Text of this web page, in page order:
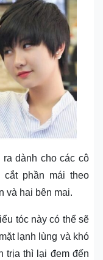
dành cho các cô
phần mái theo
và hai bên mai.
tóc này có thể sẽ
lạnh lùng và khó
trịa thì lại đem đến